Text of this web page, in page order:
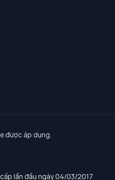
được áp dụng.
lần đầu ngày 04/03/2017